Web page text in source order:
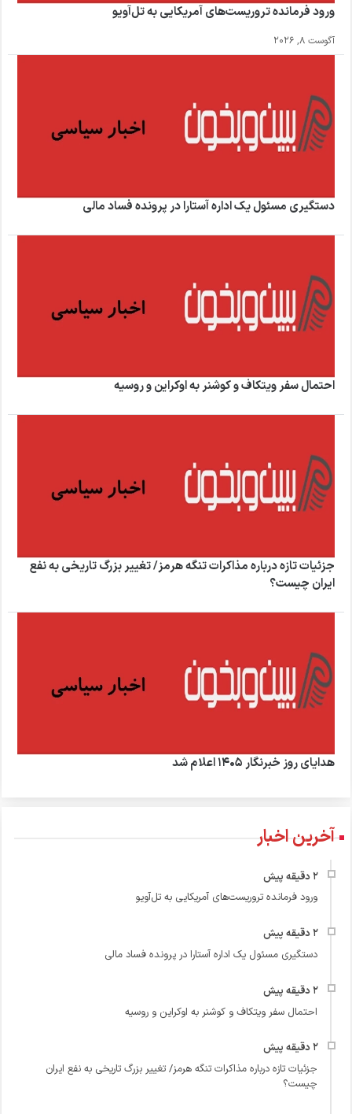
ورود فرمانده تروریست‌های آمریکایی به تل‌آویو
آگوست 8, 2026
دستگیری مسئول یک اداره آستارا در پرونده فساد مالی
احتمال سفر ویتکاف و کوشنر به اوکراین و روسیه
جزئیات تازه درباره مذاکرات تنگه هرمز/ تغییر بزرگ تاریخی به نفع
ایران چیست؟
هدایای روز خبرنگار ۱۴۰۵ اعلام شد
آخرین اخبار
ورود فرمانده تروریست‌های آمریکایی به تل‌آویو
دستگیری مسئول یک اداره آستارا در پرونده فساد مالی
احتمال سفر ویتکاف و کوشنر به اوکراین و روسیه
جزئیات تازه درباره مذاکرات تنگه هرمز/ تغییر بزرگ تاریخی به نفع ایران
چیست؟